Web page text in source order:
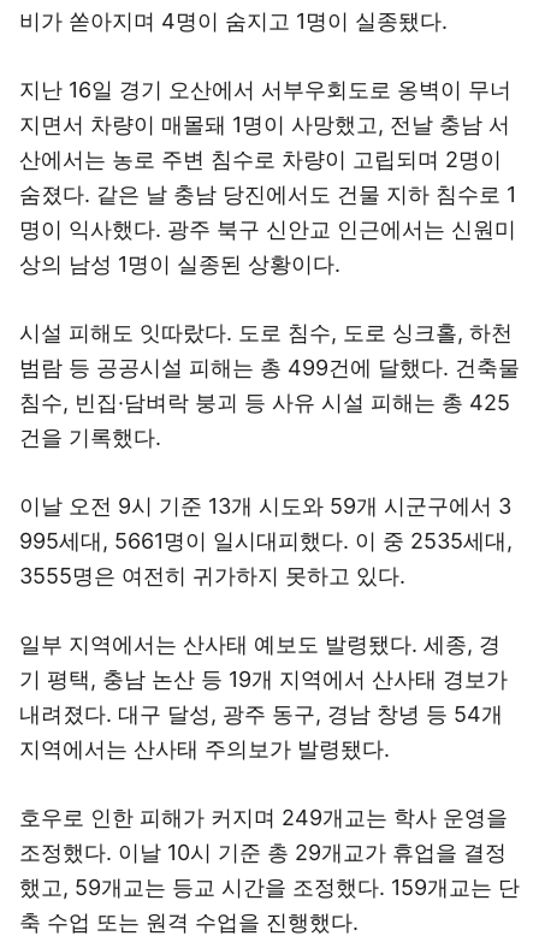
비가 쏟아지며 4명이 숨지고 1명이 실종됐다.
지난 16일 경기 오산에서 서부우회도로 옹벽이 무너
지면서 차량이 매몰돼 1명이 사망했고, 전날 충남 서
산에서는 농로 주변 침수로 차량이 고립되며 2명이
숨졌다. 같은 날 충남 당진에서도 건물 지하 침수로 1
명이 익사했다. 광주 북구 신안교 인근에서는 신원미
상의 남성 1명이 실종된 상황이다.
시설 피해도 잇따랐다. 도로 침수, 도로 싱크홀, 하천
범람 등 공공시설 피해는 총 499건에 달했다. 건축물
침수, 빈집·담벼락 붕괴 등 사유 시설 피해는 총 425
건을 기록했다.
이날 오전 9시 기준 13개 시도와 59개 시군구에서 3
995세대, 5661명이 일시대피했다. 이 중 2535세대,
3555명은 여전히 귀가하지 못하고 있다.
일부 지역에서는 산사태 예보도 발령됐다. 세종, 경
기 평택, 충남 논산 등 19개 지역에서 산사태 경보가
내려졌다. 대구 달성, 광주 동구, 경남 창녕 등 54개
지역에서는 산사태 주의보가 발령됐다.
호우로 인한 피해가 커지며 249개교는 학사 운영을
조정했다. 이날 10시 기준 총 29개교가 휴업을 결정
했고, 59개교는 등교 시간을 조정했다. 159개교는 단
축 수업 또는 원격 수업을 진행했다.